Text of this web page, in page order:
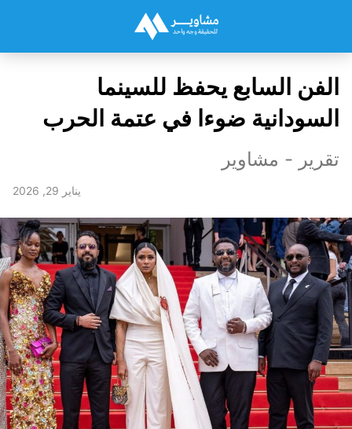
الفن السابع يحفظ للسينما
السودانية ضوءا في عتمة الحرب
تقرير - مشاوير
يناير 29, 2026